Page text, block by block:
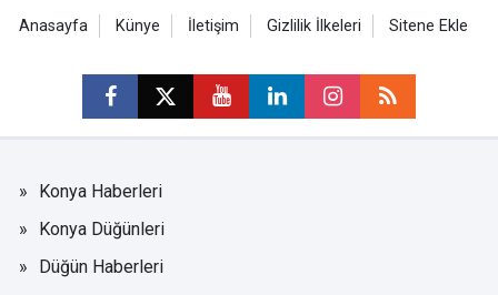
Anasayfa Künye İletişim Gizlilik İlkeleri Sitene Ekle
Konya Haberleri
Konya Düğünleri
Düğün Haberleri